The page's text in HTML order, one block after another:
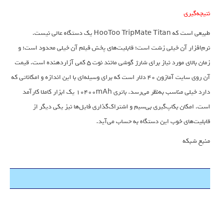
نتیجه‌گیری
طبیعی است که HooToo TripMate Titan یک دستگاه عالی نیست.
نرم‌افزار آن خیلی زشت است؛ قابلیت‌های پخش فیلم آن خیلی محدود است؛ و
زمان بالای مورد نیاز برای شارژ گوشی مانند نوت 5 کمی آزاردهنده است. قیمت
آن روی سایت آمازون ۴۰ دلار است که برای وسیله‌ای با این اندازه و امکاناتی که
دارد خیلی مناسب به‌نظر می‌رسد. باتری 10400mAh یک ابزار کاملا کارآمد
است. امکان بکاپ‌گیری بی‌سیم و اشتراک‌گذاری فایل‌ها نیز یکی دیگر از
قابلیت‌های خوب این دستگاه به حساب می‌آید.
منبع شبکه